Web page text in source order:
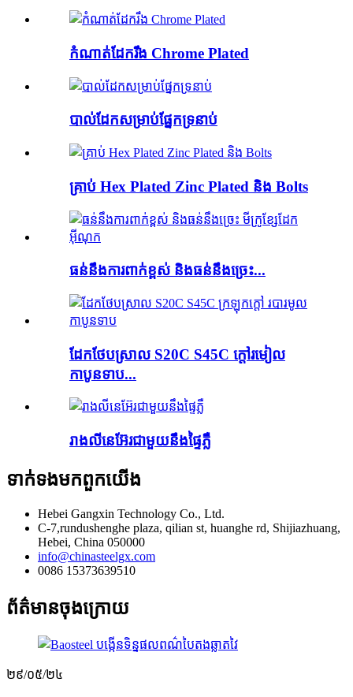
កំណាត់ដែករឹង Chrome Plated
បាល់ដែកសម្រាប់ផ្នែកទ្រនាប់
គ្រាប់ Hex Plated Zinc Plated និង Bolts
ធន់នឹងការពាក់ខ្ពស់ និងធន់នឹងច្រេះ...
ដែកថែបស្រាល S20C S45C ក្តៅរមៀល
កាបូនទាប...
រាងលីនេអ៊ែរជាមួយនឹងផ្ទៃភ្លឺ
ទាក់ទង​មក​ពួក​យើង
Hebei Gangxin Technology Co., Ltd.
C-7,rundushenghe plaza, qilian st, huanghe rd, Shijiazhuang,
Hebei, China 050000
info@chinasteelgx.com
0086 15373639510
ព័ត៌មានចុងក្រោយ
២៩/០៥/២៤